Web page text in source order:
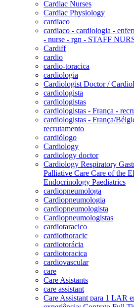
Cardiac Nurses
Cardiac Physiology
cardiaco
cardiaco - cardiologia -
- nurse - rgn - STAFF
Cardiff
cardio
cardio-toracica
cardiologia
Cardiologist Doctor /
cardiologista
cardiologistas
cardiologistas - França -
cardiologistas - França/
recrutamento
cardiólogo
Cardiology
cardiology doctor
Cardiology Respiratory
Palliative Care Care of the
Endocrinology Paediatrics
cardiopneumologa
Cardiopneumologia
cardiopneumologista
Cardiopneumologistas
cardiotaracico
cardiothoracic
cardiotorácia
cardiotoracica
cardiovascular
care
Care Asistants
care assistant
Care Assistant para 1 LAR